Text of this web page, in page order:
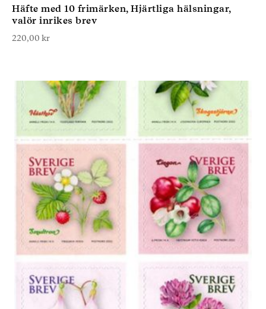
Häfte med 10 frimärken, Hjärtliga hälsningar,
valör inrikes brev
220,00 kr